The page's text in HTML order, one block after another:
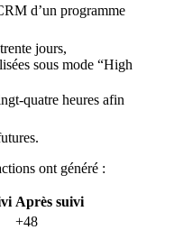
d’un programme
jours,
sous mode “High
heures afin
ont généré :
Après suivi
+48